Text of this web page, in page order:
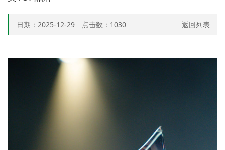
日期：2025-12-29 点击数： 1030 返回列表